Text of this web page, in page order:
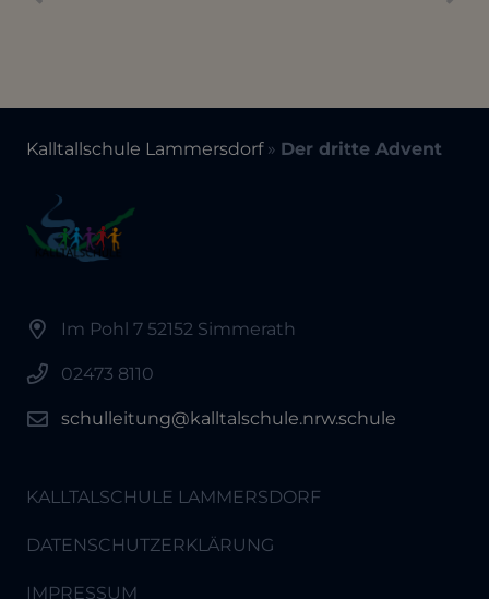
Kalltallschule Lammersdorf» Der dritte Advent
Im Pohl 7 52152 Simmerath
02473 8110
schulleitung@kalltalschule.nrw.schule
KALLTALSCHULE LAMMERSDORF
DATENSCHUTZERKLÄRUNG
IMPRESSUM